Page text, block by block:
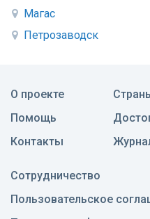
Магас
Петрозаводск
О проекте
Помощь
Контакты
Сотрудничество
Пользовательское